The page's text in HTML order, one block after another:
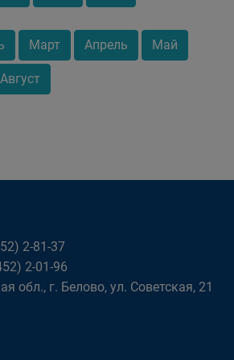
Март Апрель Май
Август
2-81-37
2-01-96
обл., г. Белово, ул. Советская, 21